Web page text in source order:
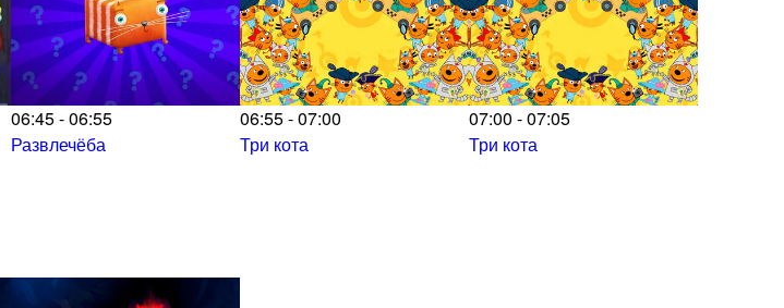
06:45 - 06:55
Развлечёба
06:55 - 07:00
Три кота
07:00 - 07:05
Три кота